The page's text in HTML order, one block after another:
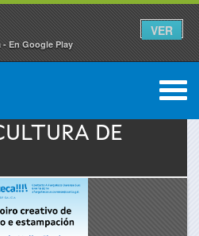
En Google Play
VER
0
DE